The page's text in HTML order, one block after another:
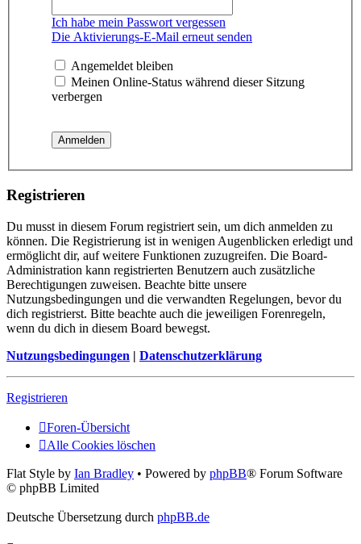
Ich habe mein Passwort vergessen
Die Aktivierungs-E-Mail erneut senden
Angemeldet bleiben
Meinen Online-Status während dieser Sitzung
verbergen
Registrieren
Du musst in diesem Forum registriert sein, um dich anmelden zu
können. Die Registrierung ist in wenigen Augenblicken erledigt und
ermöglicht dir, auf weitere Funktionen zuzugreifen. Die Board-
Administration kann registrierten Benutzern auch zusätzliche
Berechtigungen zuweisen. Beachte bitte unsere
Nutzungsbedingungen und die verwandten Regelungen, bevor du
dich registrierst. Bitte beachte auch die jeweiligen Forenregeln,
wenn du dich in diesem Board bewegst.
Nutzungsbedingungen | Datenschutzerklärung
Registrieren
Foren-Übersicht
Alle Cookies löschen
Flat Style by Ian Bradley • Powered by phpBB® Forum Software
© phpBB Limited
Deutsche Übersetzung durch phpBB.de